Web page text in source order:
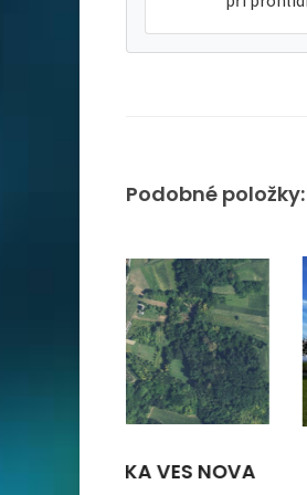
Podobné položky:
ISTRIA, POREČ -